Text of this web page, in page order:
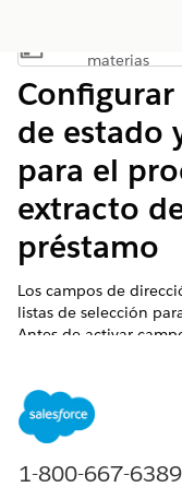
Mostrar
materias
de estado
para el
extracto
préstamo
Los campos de
listas de selección
Antes de activar
garantiza la
personalizaciones y
existentes.
EDICIONES
1-800-667-6389